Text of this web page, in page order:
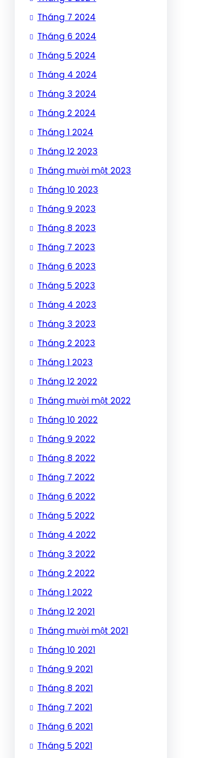
Tháng 7 2024
Tháng 6 2024
Tháng 5 2024
Tháng 4 2024
Tháng 3 2024
Tháng 2 2024
Tháng 1 2024
Tháng 12 2023
Tháng mười một 2023
Tháng 10 2023
Tháng 9 2023
Tháng 8 2023
Tháng 7 2023
Tháng 6 2023
Tháng 5 2023
Tháng 4 2023
Tháng 3 2023
Tháng 2 2023
Tháng 1 2023
Tháng 12 2022
Tháng mười một 2022
Tháng 10 2022
Tháng 9 2022
Tháng 8 2022
Tháng 7 2022
Tháng 6 2022
Tháng 5 2022
Tháng 4 2022
Tháng 3 2022
Tháng 2 2022
Tháng 1 2022
Tháng 12 2021
Tháng mười một 2021
Tháng 10 2021
Tháng 9 2021
Tháng 8 2021
Tháng 7 2021
Tháng 6 2021
Tháng 5 2021